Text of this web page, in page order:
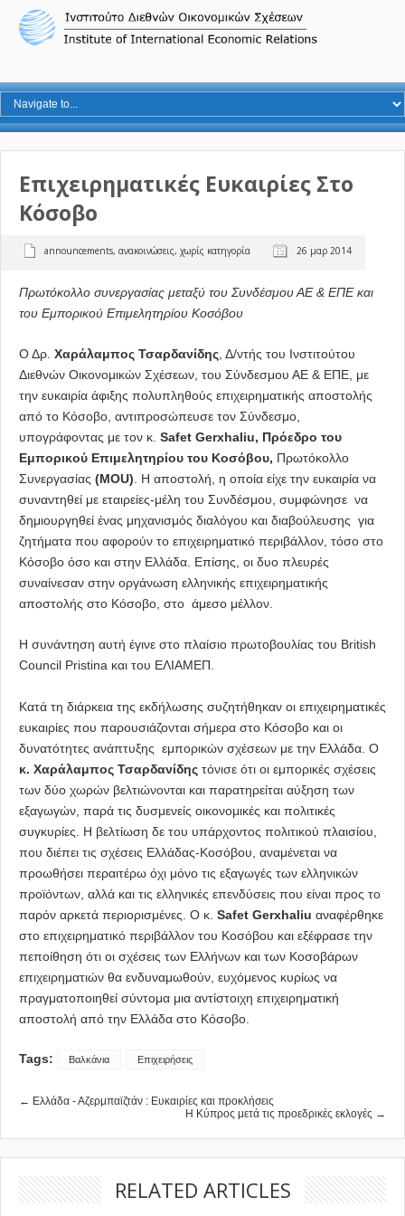
Επιχειρηματικές Ευκαιρίες Στο
Κόσοβο
announcements, ανακοινώσεις, χωρίς κατηγορία 26 μαρ 2014
Πρωτόκολλο συνεργασίας μεταξύ του Συνδέσμου ΑΕ & ΕΠΕ και
του Εμπορικού Επιμελητηρίου Κοσόβου
Ο Δρ. Χαράλαμπος Τσαρδανίδης , Δ/ντής του Ινστιτούτου
Διεθνών Οικονομικών Σχέσεων, του Σύνδεσμου ΑΕ & ΕΠΕ, με
την ευκαιρία άφιξης πολυπληθούς επιχειρηματικής αποστολής
από το Κόσοβο, αντιπροσώπευσε τον Σύνδεσμο,
υπογράφοντας με τον κ. Safet Gerxhaliu, Πρόεδρο του
Εμπορικού Επιμελητηρίου του Κοσόβου, Πρωτόκολλο
Συνεργασίας (MOU) . Η αποστολή, η οποία είχε την ευκαιρία να
συναντηθεί με εταιρείες-μέλη του Συνδέσμου, συμφώνησε να
δημιουργηθεί ένας μηχανισμός διαλόγου και διαβούλευσης για
ζητήματα που αφορούν το επιχειρηματικό περιβάλλον, τόσο στο
Κόσοβο όσο και στην Ελλάδα. Επίσης, οι δυο πλευρές
συναίνεσαν στην οργάνωση ελληνικής επιχειρηματικής
αποστολής στο Κόσοβο, στο άμεσο μέλλον.
Η συνάντηση αυτή έγινε στο πλαίσιο πρωτοβουλίας του British
Council Pristina και του ΕΛΙΑΜΕΠ.
Κατά τη διάρκεια της εκδήλωσης συζητήθηκαν οι επιχειρηματικές
ευκαιρίες που παρουσιάζονται σήμερα στο Κόσοβο και οι
δυνατότητες ανάπτυξης εμπορικών σχέσεων με την Ελλάδα. Ο
κ. Χαράλαμπος Τσαρδανίδης τόνισε ότι οι εμπορικές σχέσεις
των δύο χωρών βελτιώνονται και παρατηρείται αύξηση των
εξαγωγών, παρά τις δυσμενείς οικονομικές και πολιτικές
συγκυρίες. Η βελτίωση δε του υπάρχοντος πολιτικού πλαισίου,
που διέπει τις σχέσεις Ελλάδας-Κοσόβου, αναμένεται να
προωθήσει περαιτέρω όχι μόνο τις εξαγωγές των ελληνικών
προϊόντων, αλλά και τις ελληνικές επενδύσεις που είναι προς το
παρόν αρκετά περιορισμένες. O κ. Safet Gerxhaliu αναφέρθηκε
στο επιχειρηματικό περιβάλλον του Κοσόβου και εξέφρασε την
πεποίθηση ότι οι σχέσεις των Ελλήνων και των Κοσοβάρων
επιχειρηματιών θα ενδυναμωθούν, ευχόμενος κυρίως να
πραγματοποιηθεί σύντομα μια αντίστοιχη επιχειρηματική
αποστολή από την Ελλάδα στο Κόσοβο.
Tags: Βαλκάνια Επιχειρήσεις
← Ελλάδα - Αζερμπαϊζτάν : Ευκαιρίες και προκλήσεις
Η Κύπρος μετά τις προεδρικές εκλογές →
RELATED ARTICLES